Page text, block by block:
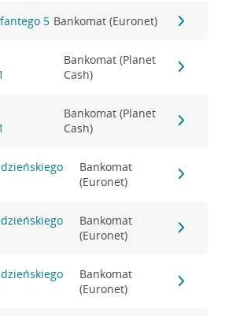
5 Bankomat (Euronet)
Bankomat (Planet
Cash)
Bankomat (Planet
Cash)
Bankomat
(Euronet)
Bankomat
(Euronet)
Bankomat
(Euronet)